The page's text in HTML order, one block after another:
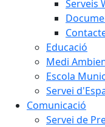
Serveis
Educació
Medi
Escola
Servei
Comunicació
Servei de